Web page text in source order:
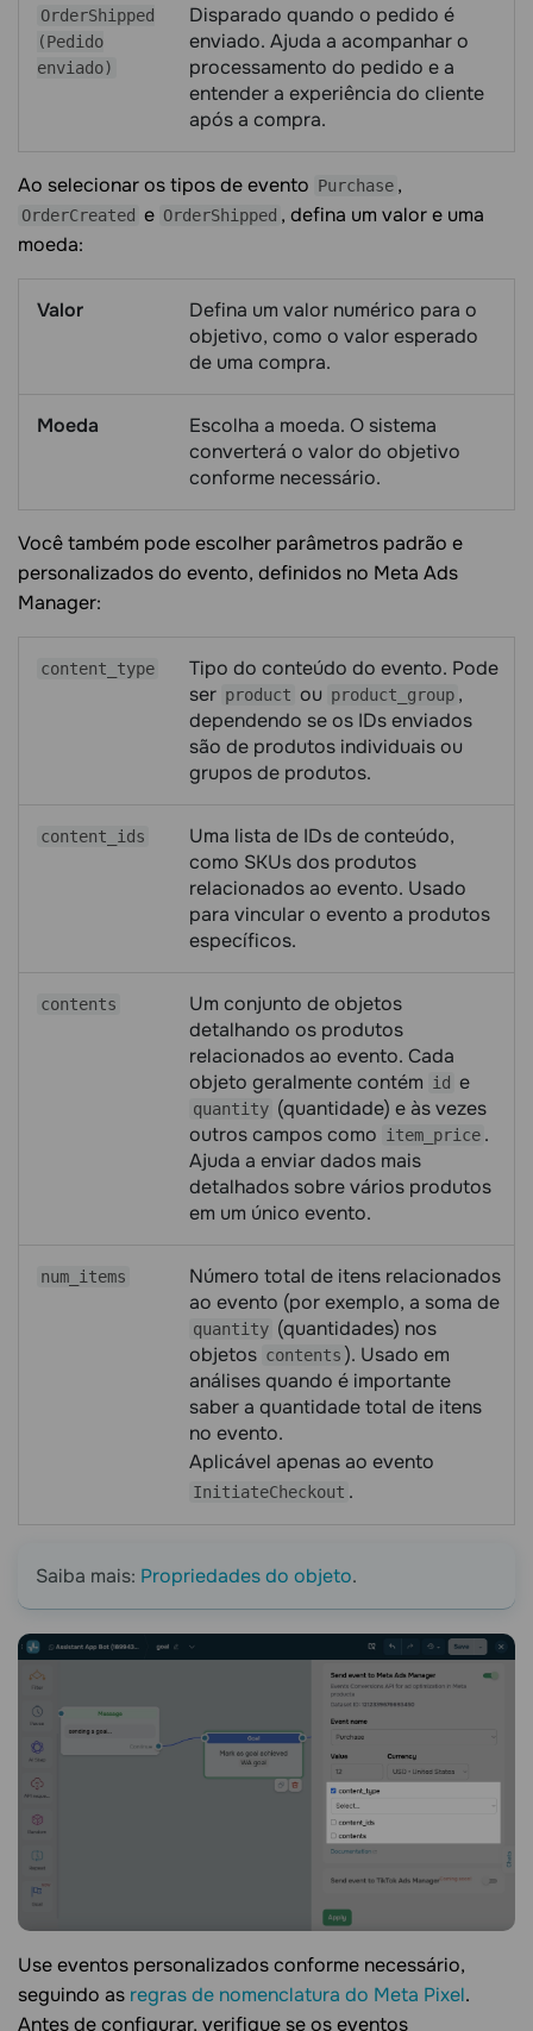
OrderShipped
(Pedido
enviado)
Disparado quando o pedido é
enviado. Ajuda a acompanhar o
processamento do pedido e a
entender a experiência do cliente
após a compra.
Ao selecionar os tipos de evento Purchase ,
OrderCreated e OrderShipped , defina um valor e uma
moeda:
Valor
Defina um valor numérico para o
objetivo, como o valor esperado
de uma compra.
Moeda
Escolha a moeda. O sistema
converterá o valor do objetivo
conforme necessário.
Você também pode escolher parâmetros padrão e
personalizados do evento, definidos no Meta Ads
Manager:
content_type
Tipo do conteúdo do evento. Pode
ser product ou product_group ,
dependendo se os IDs enviados
são de produtos individuais ou
grupos de produtos.
content_ids
Uma lista de IDs de conteúdo,
como SKUs dos produtos
relacionados ao evento. Usado
para vincular o evento a produtos
específicos.
contents
Um conjunto de objetos
detalhando os produtos
relacionados ao evento. Cada
objeto geralmente contém id e
quantity (quantidade) e às vezes
outros campos como item_price .
Ajuda a enviar dados mais
detalhados sobre vários produtos
em um único evento.
num_items
Número total de itens relacionados
ao evento (por exemplo, a soma de
quantity (quantidades) nos
objetos contents ). Usado em
análises quando é importante
saber a quantidade total de itens
no evento.
Aplicável apenas ao evento
InitiateCheckout .
Saiba mais: Propriedades do objeto.
Use eventos personalizados conforme necessário,
seguindo as regras de nomenclatura do Meta Pixel.
Antes de configurar, verifique se os eventos